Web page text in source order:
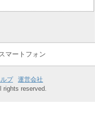
スマートフォン
プ
運営会社
rights reserved.